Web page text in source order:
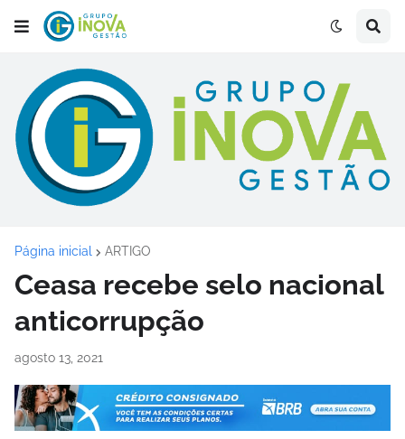
Página inicial ARTIGO
Ceasa recebe selo nacional
anticorrupção
agosto 13, 2021